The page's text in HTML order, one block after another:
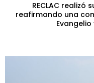
RECLAC realizó
reafirmando una